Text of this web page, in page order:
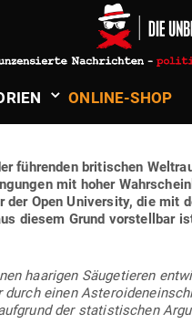
ONLINE-SHOP
Verschwörungen,
füh­renden bri­ti­schen
mit hoher
der Open Uni­versity, die
diesem Grund vor­stellbar
haa­rigen Säu­ge­tieren
einen
der sta­tis­ti­schen